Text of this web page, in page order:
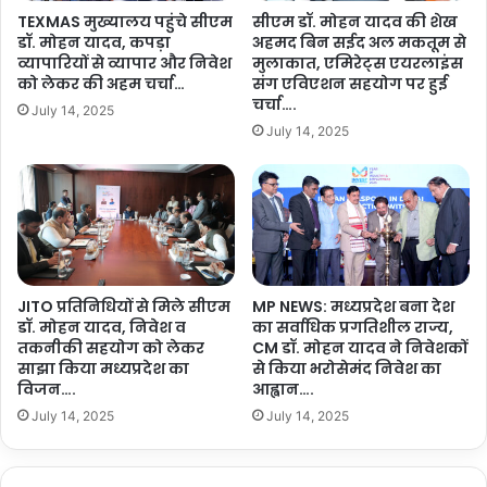
रो
व
र
में
पु
र्पि
त
कि
,
दे
श
वा
सि
यों
की
ई
टे
क
वि
ओं
से
यु
क्त
का
म
धे
नु
गौ
-
शा
ला
कि
TEXMAS मुख्यालय पहुंचे सीएम
डॉ. मोहन यादव, कपड़ा
व्यापारियों से व्यापार और निवेश
को लेकर की अहम चर्चा…
July 14, 2025
सीएम डॉ. मोहन यादव की शेख
अहमद बिन सईद अल मकतूम से
मुलाकात, एमिरेट्स एयरलाइंस
संग एविएशन सहयोग पर हुई
चर्चा….
July 14, 2025
JITO प्रतिनिधियों से मिले सीएम
डॉ. मोहन यादव, निवेश व
तकनीकी सहयोग को लेकर
साझा किया मध्यप्रदेश का
विजन….
July 14, 2025
MP NEWS: मध्यप्रदेश बना देश
का सर्वाधिक प्रगतिशील राज्य,
CM डॉ. मोहन यादव ने निवेशकों
से किया भरोसेमंद निवेश का
आह्वान….
July 14, 2025